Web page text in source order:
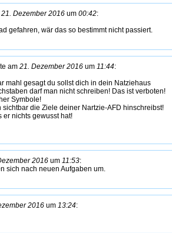
21. Dezember 2016 um 00:42:
gefahren, wär das so bestimmt nicht passiert.
am 21. Dezember 2016 um 11:44:
mahl gesagt du sollst dich in dein Natziehaus
darf man nicht schreiben! Das ist verboten!
Symbole!
die Ziele deiner Nartzie-AFD hinschreibst!
er nichts gewusst hat!
2016 um 11:53:
sich nach neuen Aufgaben um.
2016 um 13:24: